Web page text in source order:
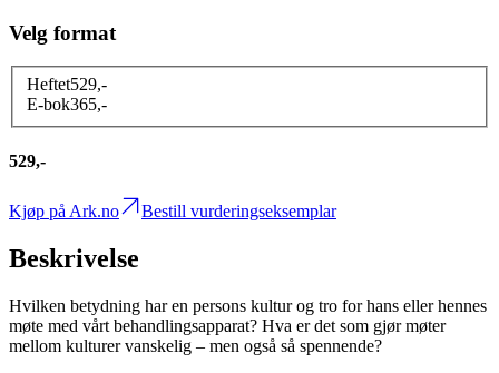
Velg format
Heftet529,-
E-bok365,-
529,-
Kjøp på Ark.no Bestill vurderingseksemplar
Beskrivelse
Hvilken betydning har en persons kultur og tro for hans eller hennes
møte med vårt behandlingsapparat? Hva er det som gjør møter
mellom kulturer vanskelig – men også så spennende?